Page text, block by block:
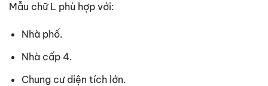
Mẫu chữ L phù hợp với:
Nhà phố.
Nhà cấp 4.
Chung cư diện tích lớn.